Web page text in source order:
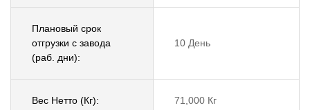
Плановый срок
отгрузки с завода
(раб. дни):
10 День
Вес Нетто (Кг): 71,000 Кг